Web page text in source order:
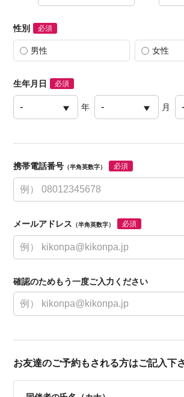
性別 必須
男性 女性
生年月日 必須
年 月
携帯電話番号 （半角英数字） 必須
メールアドレス （半角英数字） 必須
確認のためもう一度ご入力ください
お友達のご予約もされる方はご記入下さ